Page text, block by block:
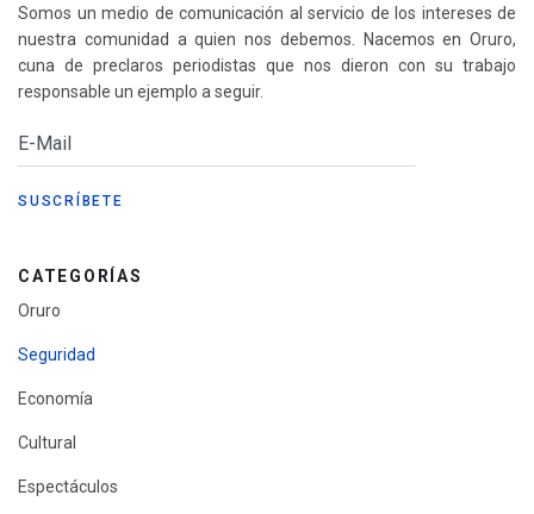
Somos un medio de comunicación al servicio de los intereses de
nuestra comunidad a quien nos debemos. Nacemos en Oruro,
cuna de preclaros periodistas que nos dieron con su trabajo
responsable un ejemplo a seguir.
CATEGORÍAS
Oruro
Seguridad
Economía
Cultural
Espectáculos